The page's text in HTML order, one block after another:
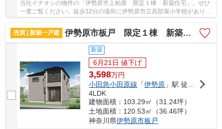
当社イチオシの物件の「伊勢原市上粕屋 限定１棟 新築住宅」。ぜひ
一度ご覧ください。徒歩32分の場所に伊勢原市立高部屋小学校がありま
売買 | 新築一戸建
伊勢原市板戸 限定１棟 新築住宅
新築
6月21日 値下げ
3,598万円
小田急小田原線 「伊勢原 」駅 徒歩25分
4LDK
建物面積：103.29㎡（31.24坪）
土地面積：120.53㎡（36.46坪）
神奈川県伊勢原市板戸